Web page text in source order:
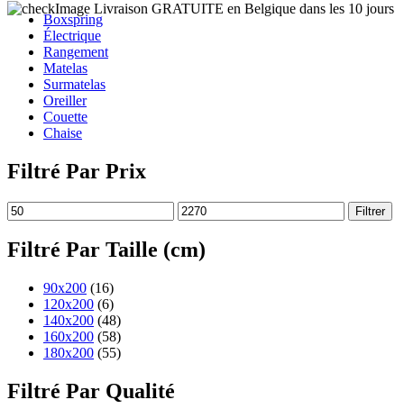
Livraison GRATUITE en Belgique dans les 10 jours
Boxspring
Électrique
Rangement
Matelas
Surmatelas
Oreiller
Couette
Chaise
Filtré Par Prix
Prix
min
Prix
max
Filtrer
Filtré Par Taille (cm)
90x200 (16)
120x200 (6)
140x200 (48)
160x200 (58)
180x200 (55)
Filtré Par Qualité